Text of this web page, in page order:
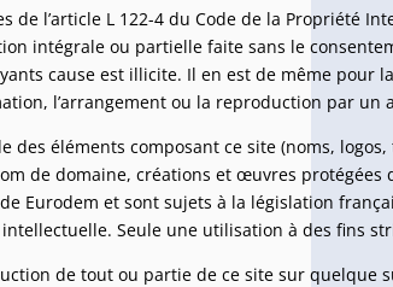
de l’article L 122-4 du Code de la Propriété
intégrale ou partielle faite sans le
cause est illicite. Il en est de même pour
l’arrangement ou la reproduction par un
des éléments composant ce site (noms,
de domaine, créations et œuvres
Eurodem et sont sujets à la législation
Seule une utilisation à des fins
de tout ou partie de ce site sur quelque